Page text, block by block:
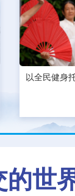
以全民健身
世